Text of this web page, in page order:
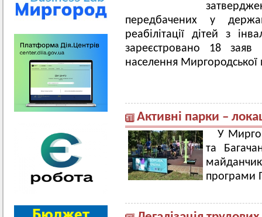
передбачених у
реабілітації дітей з
зареєстровано 18 заяв
населення Миргородської
Активні парки –
У
та
програми